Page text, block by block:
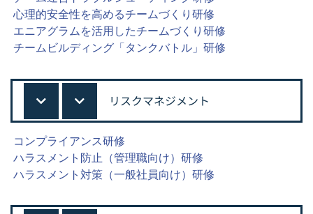
心理的安全性を高めるチームづくり研修
エニアグラムを活用したチームづくり研修
チームビルディング「タンクバトル」研修
リスクマネジメント
コンプライアンス研修
ハラスメント防止（管理職向け）研修
ハラスメント対策（一般社員向け）研修